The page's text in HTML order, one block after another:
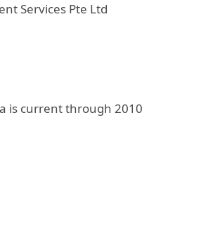
Services Pte Ltd
is current through 2010